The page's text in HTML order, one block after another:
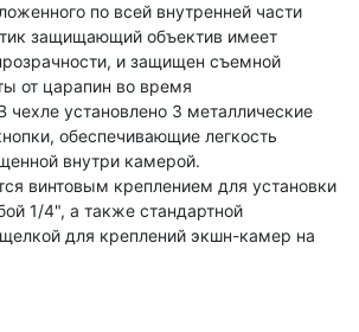
по всей внутренней части
защищающий объектив имеет
и защищен съемной
от царапин во время
чехле установлено 3 металлические
обеспечивающие легкость
внутри камерой.
винтовым креплением для установки
1/4", а также стандартной
для креплений экшн-камер на